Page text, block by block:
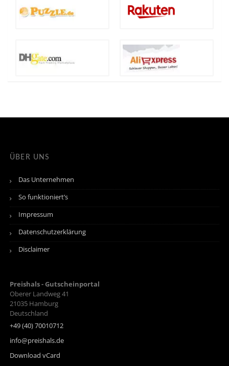
ÜBER UNS
Das Unternehmen
So funktioniert’s
Impressum
Datenschutzerklärung
Disclaimer
Preishals - Gutscheinportal
Oberer Landweg 41
21035 Hamburg
Deutschland
+49 (40) 70010712
info@preishals.de
Download vCard